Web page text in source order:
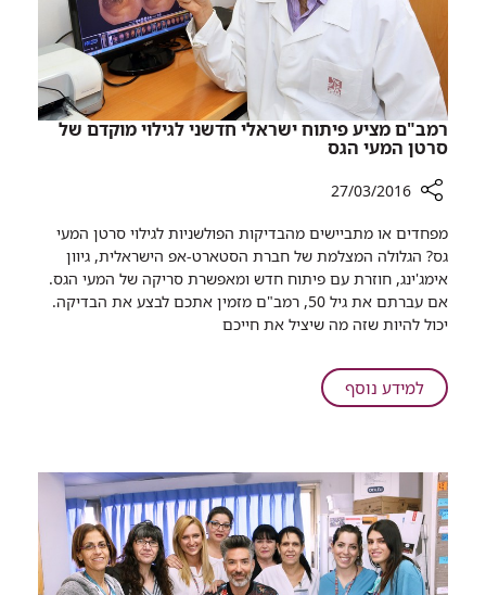
רמב"ם מציע פיתוח ישראלי חדשני לגילוי מוקדם של
סרטן המעי הגס
שיתוף
רמב"ם
מציע
פיתוח
ישראלי
לגילוי
מוקדם
המעי
הגס
27/03/2016
מפחדים או מתביישים מהבדיקות הפולשניות לגילוי סרטן המעי
גס? הגלולה המצלמת של חברת הסטארט-אפ הישראלית, גיוון
אימג'ינג, חוזרת עם פיתוח חדש ומאפשרת סריקה של המעי הגס.
אם עברתם את גיל 50, רמב"ם מזמין אתכם לבצע את הבדיקה.
יכול להיות שזה מה שיציל את ח​ייכם​
למידע נוסףעל
רמב"ם
ישראלי
חדשני
לגילוי
מוקדם
של